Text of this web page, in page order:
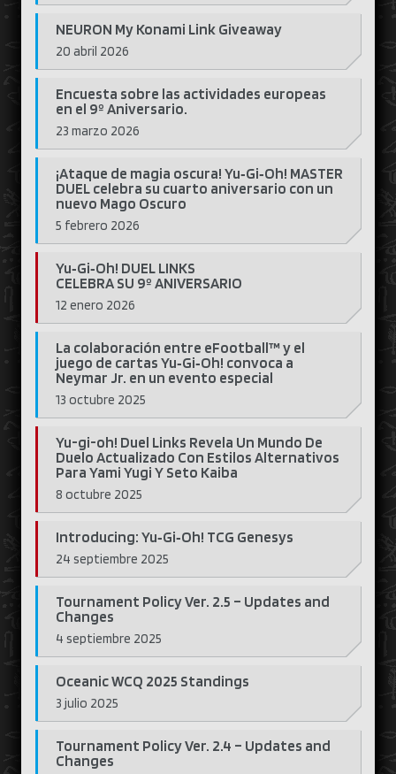
NEURON My Konami Link Giveaway
20 abril 2026
Encuesta sobre las actividades europeas
en el 9º Aniversario.
23 marzo 2026
¡Ataque de magia oscura! Yu‑Gi‑Oh! MASTER
DUEL celebra su cuarto aniversario con un
nuevo Mago Oscuro
5 febrero 2026
Yu‑Gi‑Oh! DUEL LINKS
CELEBRA SU 9º ANIVERSARIO
12 enero 2026
La colaboración entre eFootball™ y el
juego de cartas Yu‑Gi‑Oh! convoca a
Neymar Jr. en un evento especial
13 octubre 2025
Yu-gi-oh! Duel Links Revela Un Mundo De
Duelo Actualizado Con Estilos Alternativos
Para Yami Yugi Y Seto Kaiba
8 octubre 2025
Introducing: Yu‑Gi‑Oh! TCG Genesys
24 septiembre 2025
Tournament Policy Ver. 2.5 – Updates and
Changes
4 septiembre 2025
Oceanic WCQ 2025 Standings
3 julio 2025
Tournament Policy Ver. 2.4 – Updates and
Changes